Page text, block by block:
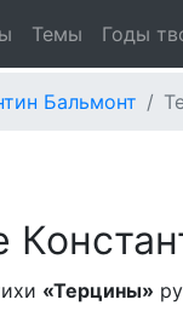
Темы Годы
Бальмонт
«Терцины»